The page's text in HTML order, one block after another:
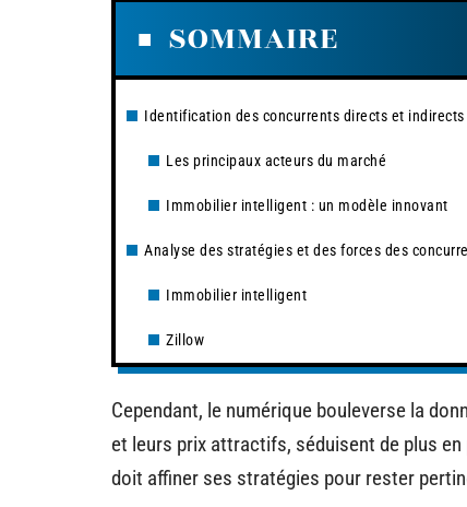
SOMMAIRE
Identification des concurrents directs et indirects
Les principaux acteurs du marché
Immobilier intelligent : un modèle innovant
Analyse des stratégies et des forces des
Immobilier intelligent
Zillow
Cependant, le numérique bouleverse la
et leurs prix attractifs, séduisent de plus
doit affiner ses stratégies pour rester